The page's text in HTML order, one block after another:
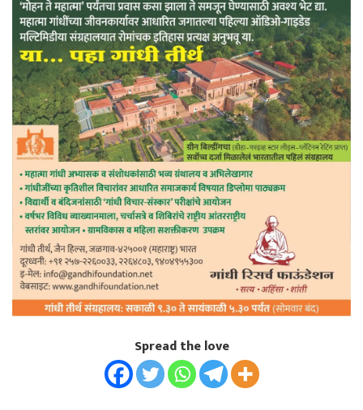
Spread the love